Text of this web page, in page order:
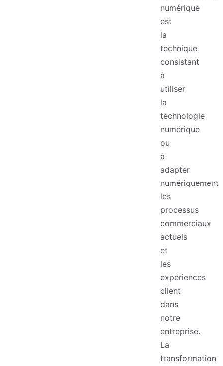
numérique
est
la
technique
consistant
à
utiliser
la
technologie
numérique
ou
à
adapter
numériquement
les
processus
commerciaux
actuels
et
les
expériences
client
dans
notre
entreprise.
La
transformation